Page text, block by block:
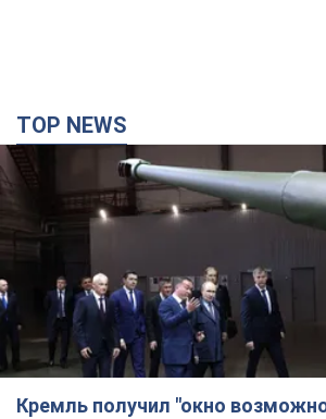
TOP NEWS
Кремль получил "окно